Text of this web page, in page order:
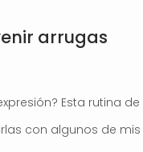
arrugas
Esta rutina de
con algunos de mis